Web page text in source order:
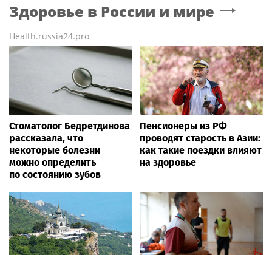
Здоровье в России и мире
Health.russia24.pro
Стоматолог Бедретдинова
рассказала, что
некоторые болезни
можно определить
по состоянию зубов
Пенсионеры из РФ
проводят старость в Азии:
как такие поездки влияют
на здоровье